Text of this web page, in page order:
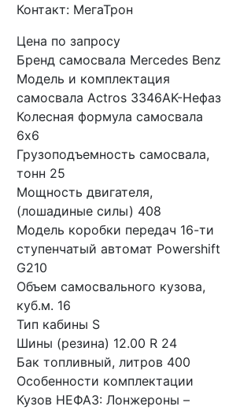
Контакт: МегаТрон
Цена по запросу
Бренд самосвала Mercedes Benz
Модель и комплектация
самосвала Actros 3346AK-Нефаз
Колесная формула самосвала
6x6
Грузоподъемность самосвала,
тонн 25
Мощность двигателя,
(лошадиные силы) 408
Модель коробки передач 16-ти
ступенчатый автомат Powershift
G210
Объем самосвального кузова,
куб.м. 16
Тип кабины S
Шины (резина) 12.00 R 24
Бак топливный, литров 400
Особенности комплектации
Кузов НЕФАЗ: Лонжероны –